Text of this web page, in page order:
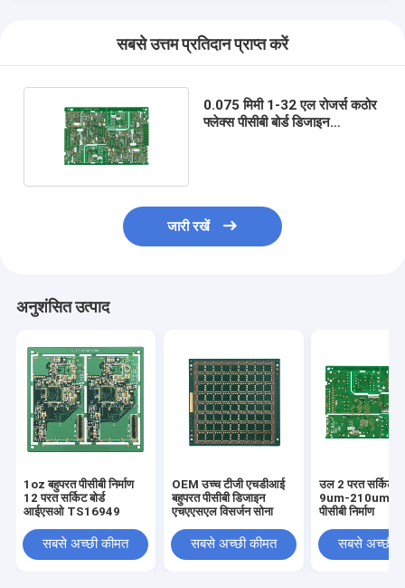
सबसे उत्तम प्रतिदान प्राप्त करें
0.075 मिमी 1-32 एल रोजर्स कठोर
फ्लेक्स पीसीबी बोर्ड डिजाइन
जारी रखें
अनुशंसित उत्पाद
1oz बहुपरत पीसीबी निर्माण
12 परत सर्किट बोर्ड
आईएसओ TS16949
सबसे अच्छी कीमत
OEM उच्च टीजी एचडीआई
बहुपरत पीसीबी डिजाइन
एचएएसएल विसर्जन सोना
सबसे अच्छी कीमत
उल 2 परत सर्किट
9um-210um
पीसीबी निर्माण
सबसे अच्छी